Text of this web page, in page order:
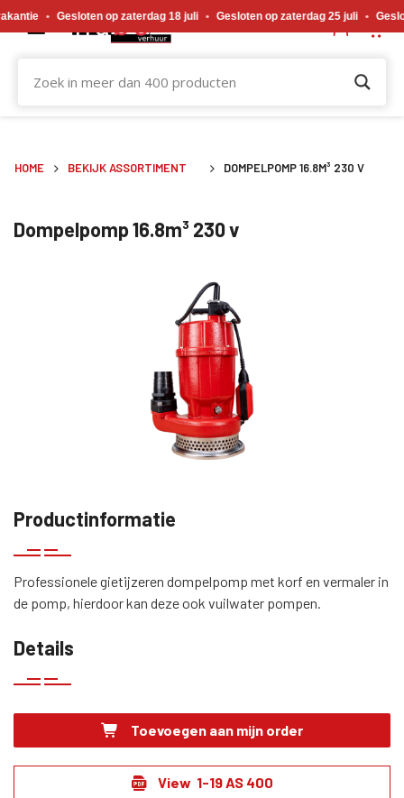
• Gesloten op zaterdag 18 juli • Gesloten op zaterdag 25 juli •
HOME BEKIJK ASSORTIMENT DOMPELPOMP 16.8M³ 230 V
Dompelpomp 16.8m³ 230 v
Productinformatie
Professionele gietijzeren dompelpomp met korf en vermaler in
de pomp, hierdoor kan deze ook vuilwater pompen.
Details
Toevoegen aan mijn order
View 1-19 AS 400